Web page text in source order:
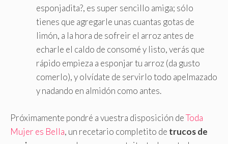
esponjadita?, es super sencillo amiga; sólo
tienes que agregarle unas cuantas gotas de
limón, a la hora de sofreir el arroz antes de
echarle el caldo de consomé y listo, verás que
rápido empieza a esponjar tu arroz (da gusto
comerlo), y olvídate de servirlo todo apelmazado
y nadando en almidón como antes.
Próximamente pondré a vuestra disposición deToda
Mujer es Bella, un recetario completito de trucos de